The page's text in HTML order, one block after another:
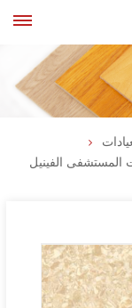
المستشفى الفينيل